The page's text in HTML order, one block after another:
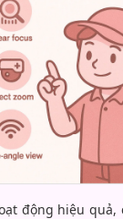
động hiệu quả,